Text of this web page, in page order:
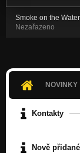
Smoke on the Water
Nezařazeno
NOVINKY
Kontakty
Nově